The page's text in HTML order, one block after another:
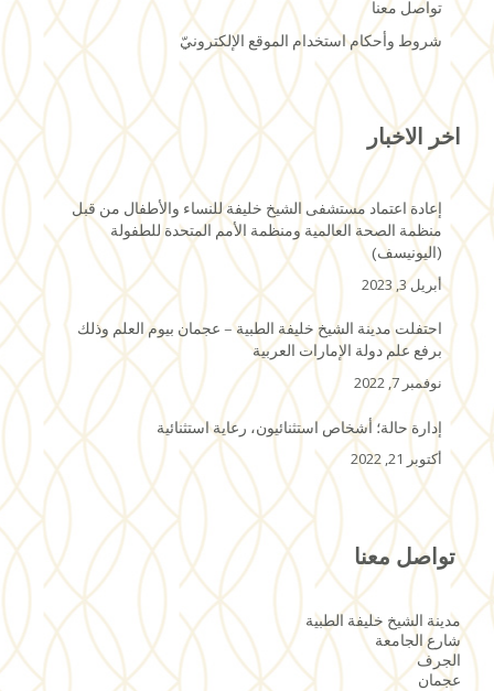
تواصل معنا
شروط وأحكام استخدام الموقع الإلكترونيّ
اخر الاخبار
إعادة اعتماد مستشفى الشيخ خليفة للنساء والأطفال من قبل
منظمة الصحة العالمية ومنظمة الأمم المتحدة للطفولة
(اليونيسف)
أبريل 3, 2023
احتفلت مدينة الشيخ خليفة الطبية – عجمان بيوم العلم وذلك
برفع علم دولة الإمارات العربية
نوفمبر 7, 2022
إدارة حالة؛ أشخاص استثنائيون، رعاية استثنائية
أكتوبر 21, 2022
تواصل معنا
مدينة الشيخ خليفة الطبية
شارع الجامعة
الجرف
عجمان